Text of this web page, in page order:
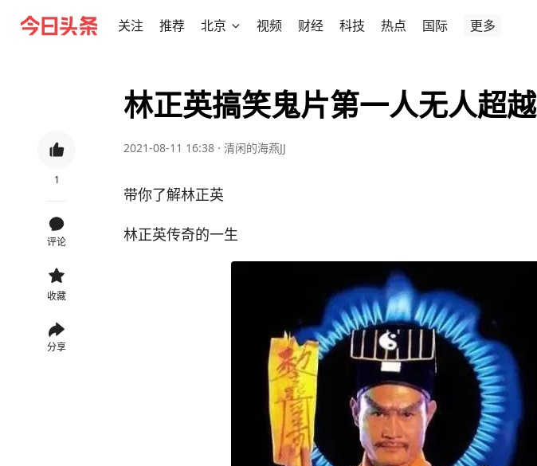
关注 推荐 北京 视频 财经 科技 热点 国际 更多
1
评论
收藏
分享
林正英搞笑鬼片第一人无人超越
2021-08-11 16:38 · 清闲的海燕JJ
带你了解林正英
林正英传奇的一生